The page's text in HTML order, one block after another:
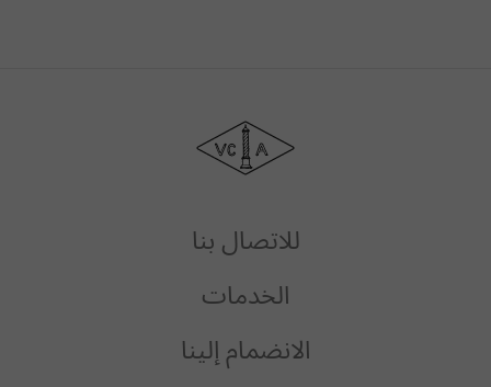
فان
كليف
آربلز
للاتصال بنا
الخدمات
الانضمام إلينا